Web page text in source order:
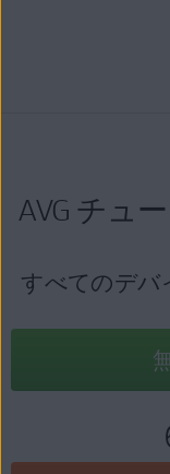
AVG チュ
すべてのデバ